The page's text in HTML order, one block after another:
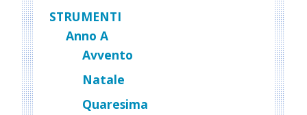
STRUMENTI
Anno A
Avvento
Natale
Quaresima